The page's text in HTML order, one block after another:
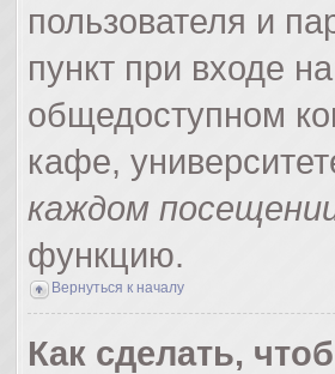
пользователя и
пункт при входе
общедоступном
кафе,
каждом
функцию.
Вернуться к началу
Как сделать,